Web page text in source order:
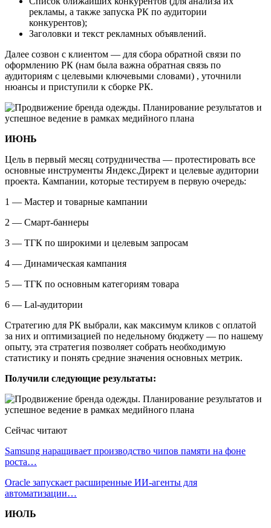
рекламы, а также запуска РК по аудитории
конкурентов);
Заголовки и текст рекламных объявлений.
Далее созвон с клиентом — для сбора обратной связи по
оформлению РК (нам была важна обратная связь по
аудиториям с целевыми ключевыми словами) , уточнили
нюансы и приступили к сборке РК.
ИЮНЬ
Цель в первый месяц сотрудничества — протестировать все
основные инструменты Яндекс.Директ и целевые аудитории
проекта. Кампании, которые тестируем в первую очередь:
1 — Мастер и товарные кампании
2 — Смарт-баннеры
3 — ТГК по широкими и целевым запросам
4 — Динамическая кампания
5 — ТГК по основным категориям товара
6 — Lal-аудитории
Стратегию для РК выбрали, как максимум кликов с оплатой
за них и оптимизацией по недельному бюджету — по нашему
опыту, эта стратегия позволяет собрать необходимую
статистику и понять средние значения основных метрик.
Получили следующие результаты:
Сейчас читают
Samsung наращивает производство чипов памяти на фоне
роста…
Oracle запускает расширенные ИИ‑агенты для
автоматизации…
ИЮЛЬ